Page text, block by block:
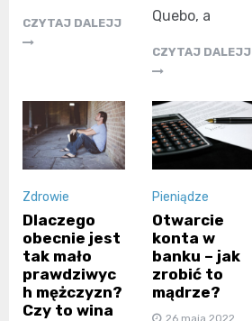
CZYTAJ DALEJJ
Quebo, a
CZYTAJ DALEJJ
Zdrowie
Dlaczego
obecnie jest
tak mało
prawdziwyc
h mężczyzn?
Czy to wina
Pieniądze
Otwarcie
konta w
banku – jak
zrobić to
mądrze?